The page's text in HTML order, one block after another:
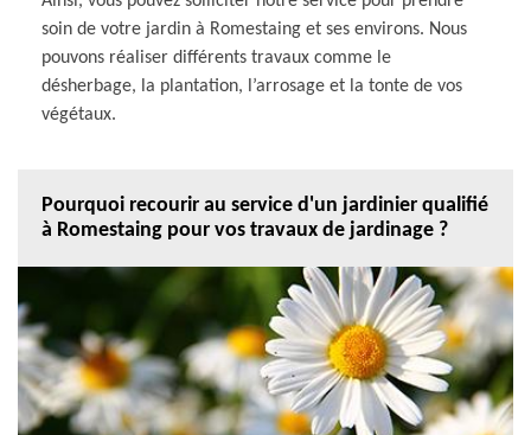
soin de votre jardin à Romestaing et ses environs. Nous
pouvons réaliser différents travaux comme le
désherbage, la plantation, l’arrosage et la tonte de vos
végétaux.
Pourquoi recourir au service d'un jardinier qualifié
à Romestaing pour vos travaux de jardinage ?